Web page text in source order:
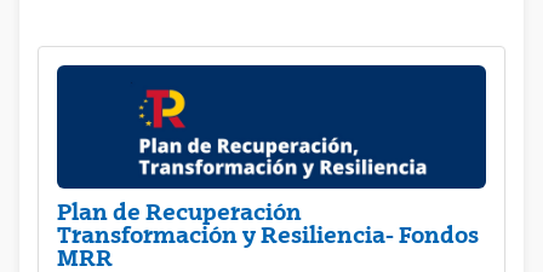
Plan de Recuperación
Transformación y Resiliencia- Fondos
MRR